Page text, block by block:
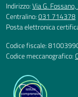
Indirizzo:Via G.
Centralino:031 714378
Posta elettronica
Codice fiscale:
Codice meccanografico: